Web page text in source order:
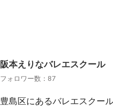
阪本えりなバレエスクール
フォロワー数：87
豊島区にあるバレエスクー